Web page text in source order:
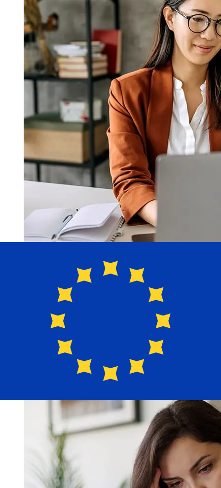
Bank of Greenland DKK 到EUR 的传
输速度有多快？
使用Bank of Greenland 从丹麦 转至欧元成员国 的国际转账
要 1 至 5 个工作日。银行假日和安全检查等因素也可能影响
交货。请查看Grnlandsbanken A/S 的截止时间，以免延